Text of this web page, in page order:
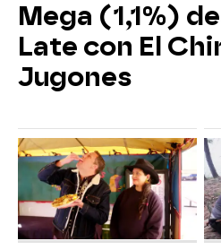
Mega (1,1%)
Late con El
Jugones